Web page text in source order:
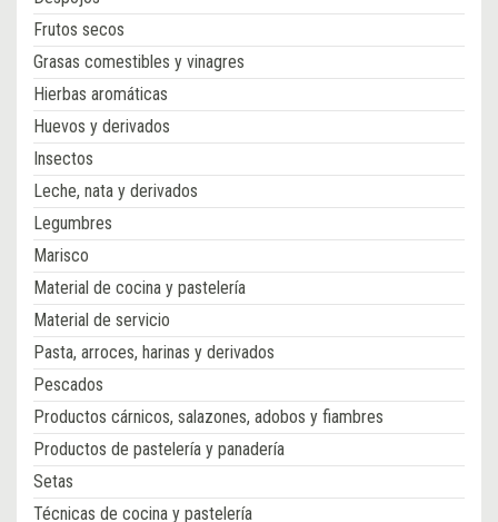
Frutos secos
Grasas comestibles y vinagres
Hierbas aromáticas
Huevos y derivados
Insectos
Leche, nata y derivados
Legumbres
Marisco
Material de cocina y pastelería
Material de servicio
Pasta, arroces, harinas y derivados
Pescados
Productos cárnicos, salazones, adobos y fiambres
Productos de pastelería y panadería
Setas
Técnicas de cocina y pastelería